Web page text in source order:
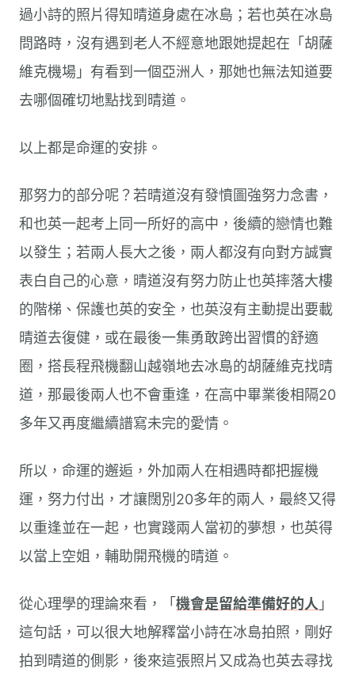
過小詩的照片得知晴道身處在冰島；若也英在冰島
問路時，沒有遇到老人不經意地跟她提起在「胡薩
維克機場」有看到一個亞洲人，那她也無法知道要
去哪個確切地點找到晴道。
以上都是命運的安排。
那努力的部分呢？若晴道沒有發憤圖強努力念書，
和也英一起考上同一所好的高中，後續的戀情也難
以發生；若兩人長大之後，兩人都沒有向對方誠實
表白自己的心意，晴道沒有努力防止也英摔落大樓
的階梯、保護也英的安全，也英沒有主動提出要載
晴道去復健，或在最後一集勇敢跨出習慣的舒適
圈，搭長程飛機翻山越嶺地去冰島的胡薩維克找晴
道，那最後兩人也不會重逢，在高中畢業後相隔20
多年又再度繼續譜寫未完的愛情。
所以，命運的邂逅，外加兩人在相遇時都把握機
運，努力付出，才讓闊別20多年的兩人，最終又得
以重逢並在一起，也實踐兩人當初的夢想，也英得
以當上空姐，輔助開飛機的晴道。
從心理學的理論來看，「 機會是留給準備好的人 」
這句話，可以很大地解釋當小詩在冰島拍照，剛好
拍到晴道的側影，後來這張照片又成為也英去尋找